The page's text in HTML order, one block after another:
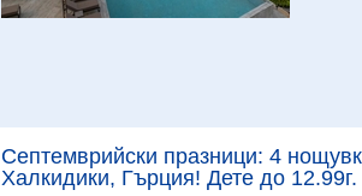
Септемврийски празници: 4
Халкидики, Гърция! Дете до 12.99г.